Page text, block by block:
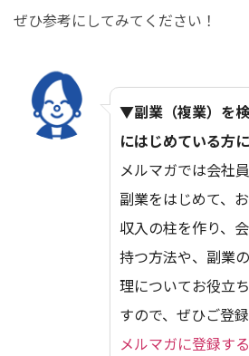
ぜひ参考にしてみてください！
▼副業（複業）を
にはじめている方
メルマガでは会社
副業をはじめて、
収入の柱を作り、
持つ方法や、副業
理についてお役立
すので、ぜひご登録
メルマガに登録する